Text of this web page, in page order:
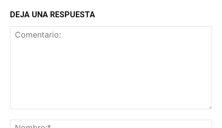
DEJA UNA RESPUESTA